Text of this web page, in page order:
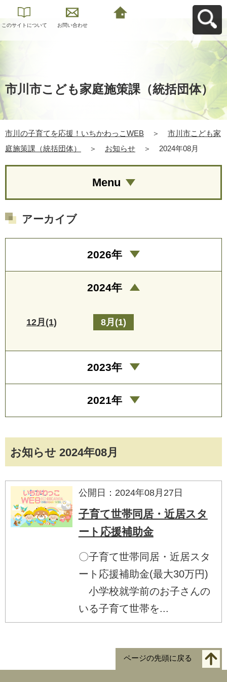
このサイトについて お問い合わせ
市川市こども家庭施策課（統括団体）
市川の子育てを応援！いちかわっこWEB ＞
市川市こども家
庭施策課（統括団体）
＞ お知らせ ＞ 2024年08月
お知らせ 2024年08月
公開日：2024年08月27日
子育て世帯同居・近居スタ
ート応援補助金
〇子育て世帯同居・近居スタ
ート応援補助金(最大30万円)
小学校就学前のお子さんの
いる子育て世帯を...
Menu
アーカイブ
2026年
2024年
12月(1) 8月(1)
2023年
2021年
ページの先頭に戻る